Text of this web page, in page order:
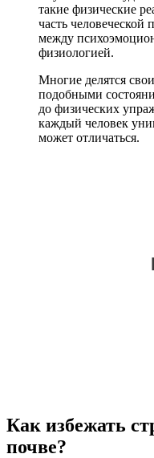
такие физические
часть
между
физиологией.
Многие делятся
подобными
до физических
каждый человек
может отличаться.
Как избежать
почве?